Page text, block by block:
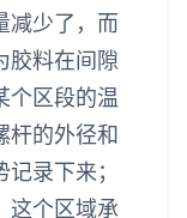
减少了，而
料在间隙
个区段的温
杆的外径和
录下来；
这个区域承